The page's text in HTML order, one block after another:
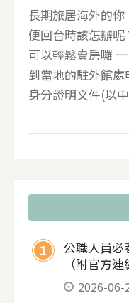
長期旅居海外的
便回台時該怎辦
可以輕鬆賣房囉
到當地的駐外館
身分證明文件(以
請人須填妥委託
授權書(簽名的地
看著你簽名)，可
辦理囉，若不知
結查詢 中華民國
書注意事項 個人
1
公職人員必
（附官方連
2026-06-